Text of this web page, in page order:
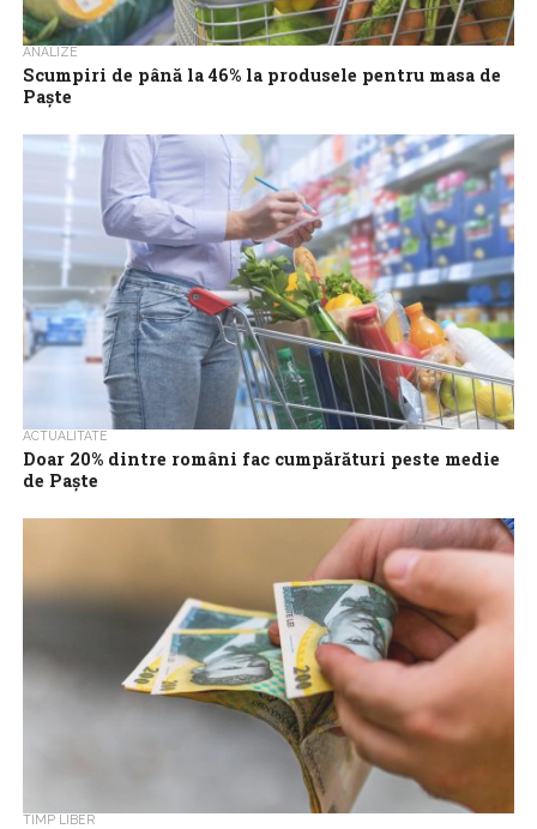
ANALIZE
Scumpiri de până la 46% la produsele pentru masa de
Paște
crescut semnificativ în ultimul an, cu majorări de până la 46%,
arată o analiză...
ACTUALITATE
Doar 20% dintre români fac cumpărături peste medie
de Paște
Paște decât în mod obișnuit, în timp ce 68% își...
TIMP LIBER